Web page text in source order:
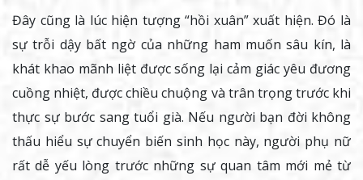
Đây cũng là lúc hiện tượng “hồi xuân” xuất hiện. Đó là
sự trỗi dậy bất ngờ của những ham muốn sâu kín, là
khát khao mãnh liệt được sống lại cảm giác yêu đương
cuồng nhiệt, được chiều chuộng và trân trọng trước khi
thực sự bước sang tuổi già. Nếu người bạn đời không
thấu hiểu sự chuyển biến sinh học này, người phụ nữ
rất dễ yếu lòng trước những sự quan tâm mới mẻ từ